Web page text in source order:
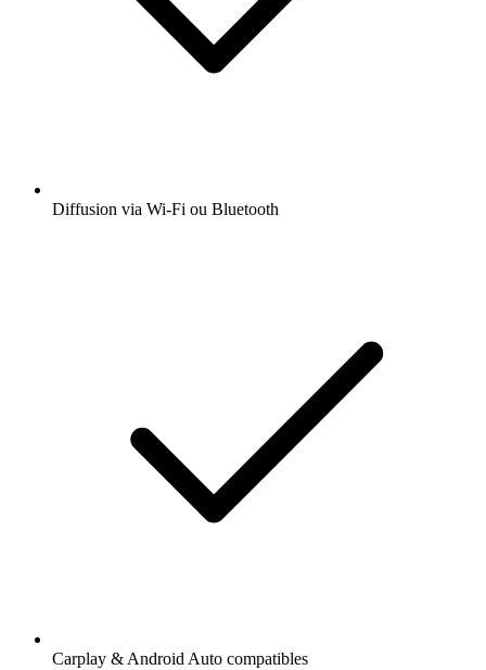
Diffusion via Wi-Fi ou Bluetooth
Carplay & Android Auto compatibles